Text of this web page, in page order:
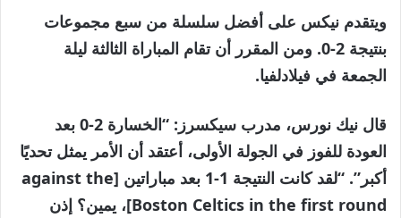
ويتقدم نيكس على أفضل سلسلة من سبع مجموعات
بنتيجة 2-0. ومن المقرر أن تقام المباراة الثالثة ليلة
الجمعة في فيلادلفيا.
قال نيك نورس، مدرب سيكسرز: “الخسارة 2-0 بعد
العودة للفوز في الجولة الأولى، أعتقد أن الأمر يمثل تحديًا
أكبر”. “لقد كانت النتيجة 1-1 بعد مباراتين [against the
Boston Celtics in the first round]، يمين؟ إذن